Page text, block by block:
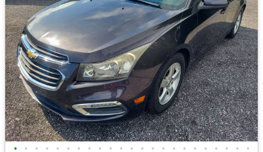
• • • • • • • • • • • • • • • • • • • • • • •